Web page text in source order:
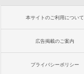
本サイトのご利用について
広告掲載のご案内
プライバシーポリシー